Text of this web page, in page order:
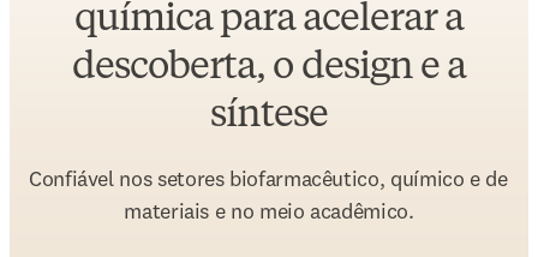
química para acelerar a
descoberta, o design e a
síntese
Confiável nos setores biofarmacêutico, químico e de
materiais e no meio acadêmico.